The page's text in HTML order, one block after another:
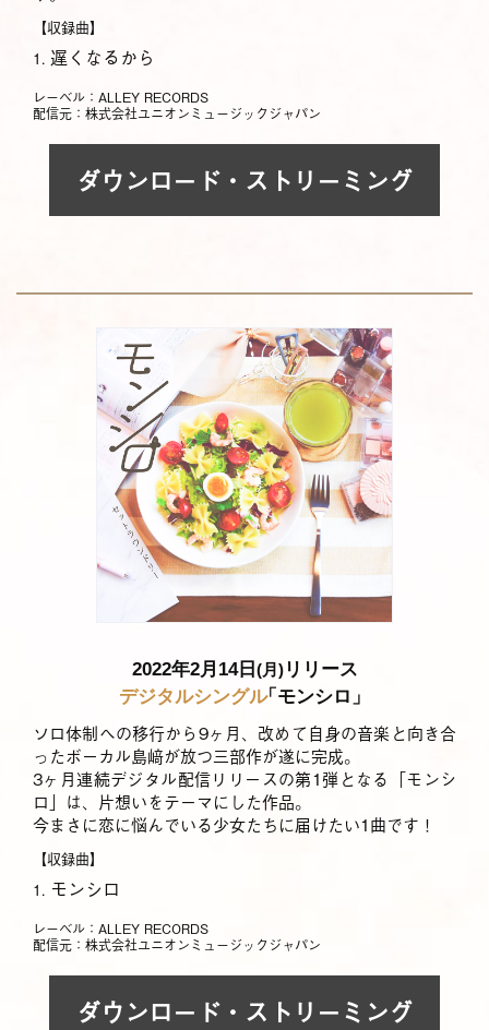
【収録曲】
1. 遅くなるから
レーベル：ALLEY RECORDS
配信元：株式会社ユニオンミュージックジャパン
ダウンロード・ストリーミング
2022年2月14日 (月)リリース
デジタルシングル「モンシロ」
ソロ体制への移行から9ヶ月、改めて自身の音楽と向き合
ったボーカル島﨑が放つ三部作が遂に完成。
3ヶ月連続デジタル配信リリースの第1弾となる「モンシ
ロ」は、片想いをテーマにした作品。
今まさに恋に悩んでいる少女たちに届けたい1曲です！
【収録曲】
1. モンシロ
レーベル：ALLEY RECORDS
配信元：株式会社ユニオンミュージックジャパン
ダウンロード・ストリーミング